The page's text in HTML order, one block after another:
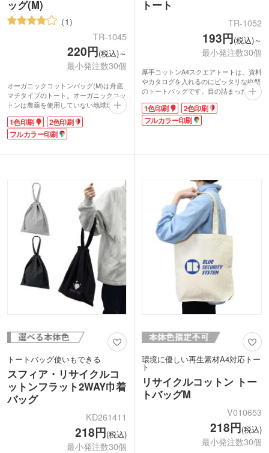
ッグ(M)
1
TR-1045
220円(税込)～
最小発注数30個
オーガニックコットンバッグ(M)は舟底
マチタイプのトート。オーガニックコッ
トンは農薬を使用していない地球環境に
配慮されたエコ素材。シンプルな生成り
の風合いで使いやすいコットンバッグで
す。
マチ付きバッグは幅広い業界に人気。広
ルティなど色々な用途で使用でき、販促
効果の高いトートです。展示会の資料入
れにもおすすめ。
印刷は1色・2色からフルカラー転写まで
対応。小ロットでのお申し込みも可能で
1色印刷
2色印刷
フルカラー印刷
トート
TR-1052
193円(税込)～
最小発注数30個
厚手コットンA4スクエアトートは、資料
やカタログを入れるのにピッタリな縦型
のトートバッグです。目の詰まった約5
オンスの生地は、ほどよく柔らかい手触
りでありつつも中身が透けにくい。環境
にも優しいので安心して使えます。A4サ
っかり映えます。オープンキャンパスや
セミナー、展示会などのノベルティにオ
ススメです。
1色印刷
2色印刷
フルカラー印刷
トートバッグ使いもできる
スフィア・リサイクルコ
ットンフラット2WAY巾着
バッグ
KD261411
218円(税込)
最小発注数30個
環境に優しい再生素材A4対応トー
ト
リサイクルコットン トー
トバッグM
V010653
218円(税込)
最小発注数30個